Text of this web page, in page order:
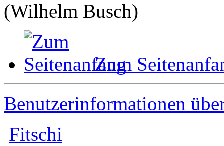
(Wilhelm Busch)
Zum
Benutzerinformationen
Fitschi